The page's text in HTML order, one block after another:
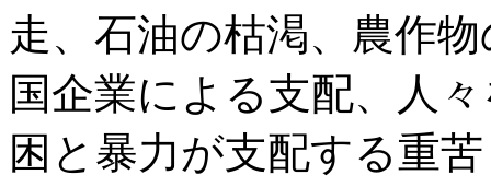
走、石油の枯渇、農作
国企業による支配、人
困と暴力が支配する重